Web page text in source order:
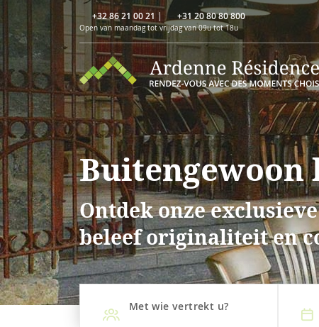
+32 86 21 00 21 | +31 20 80 80 800
Open van maandag tot vrijdag van 09u tot 18u
Buitengewoon
Ontdek onze
beleef originaliteit en
Met wie vertrekt u?